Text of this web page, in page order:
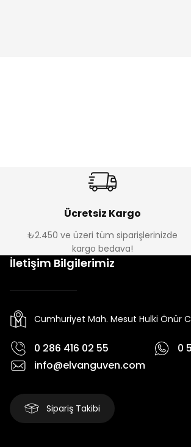
Ücretsiz Kargo
₺2.450 ve üzeri tüm siparişlerinizde
kargo bedava!
İletişim Bilgilerimiz
Cumhuriyet Mah. Mesut Hulki Önür
0 286 416 02 55
0
info@elvanguven.com
Sipariş Takibi